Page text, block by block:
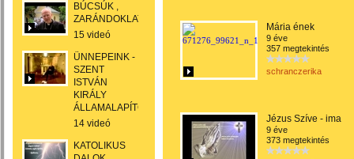
BÚCSÚK ,
ZARÁNDOKLATOK
15 videó
ÜNNEPEINK -
SZENT
ISTVÁN
KIRÁLY
ÁLLAMALAPÍTÓ
14 videó
KATOLIKUS
Mária ének
9 éve
357 megtekintés
schranczerika
Jézus Szíve - ima
9 éve
373 megtekintés